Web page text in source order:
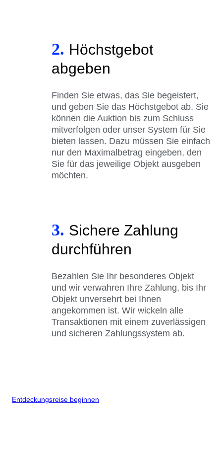
2. Höchstgebot
abgeben
Finden Sie etwas, das Sie begeistert,
und geben Sie das Höchstgebot ab. Sie
können die Auktion bis zum Schluss
mitverfolgen oder unser System für Sie
bieten lassen. Dazu müssen Sie einfach
nur den Maximalbetrag eingeben, den
Sie für das jeweilige Objekt ausgeben
möchten.
3. Sichere Zahlung
durchführen
Bezahlen Sie Ihr besonderes Objekt
und wir verwahren Ihre Zahlung, bis Ihr
Objekt unversehrt bei Ihnen
angekommen ist. Wir wickeln alle
Transaktionen mit einem zuverlässigen
und sicheren Zahlungssystem ab.
Entdeckungsreise beginnen